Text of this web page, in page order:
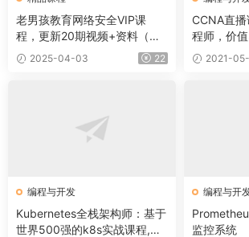
老男孩教育网络安全VIP课
程，更新20期视频+资料（内
容更新）
2025-04-03 22
CCNA直
程师，价
2021-
编程与开发
Kubernetes全栈架构师：基于
世界500强的k8s实战课程,价
编程与开
监控系统